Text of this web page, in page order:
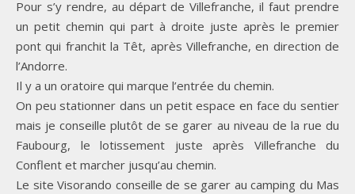
Pour s’y rendre, au départ de Villefranche, il faut prendre
un petit chemin qui part à droite juste après le premier
pont qui franchit la Têt, après Villefranche, en direction de
l’Andorre.
Il y a un oratoire qui marque l’entrée du chemin.
On peu stationner dans un petit espace en face du sentier
mais je conseille plutôt de se garer au niveau de la rue du
Faubourg, le lotissement juste après Villefranche du
Conflent et marcher jusqu’au chemin.
Le site Visorando conseille de se garer au camping du Mas